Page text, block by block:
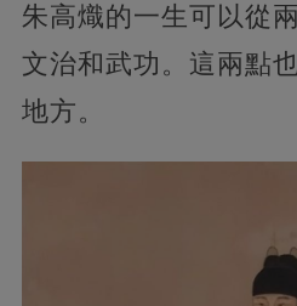
朱高熾的一生可以從
文治和武功。這兩點
地方。